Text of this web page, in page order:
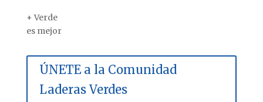
+ Verde
es mejor
ÚNETE a la Comunidad
Laderas Verdes